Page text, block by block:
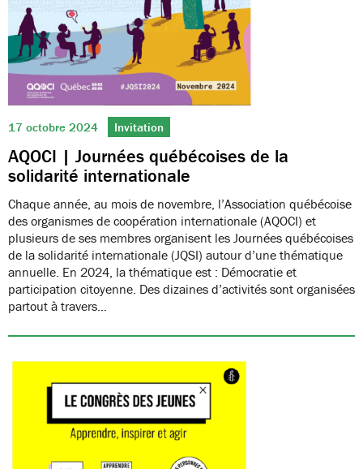
17 octobre 2024 Invitation
AQOCI | Journées québécoises de la
solidarité internationale
Chaque année, au mois de novembre, l’Association québécoise
des organismes de coopération internationale (AQOCI) et
plusieurs de ses membres organisent les Journées québécoises
de la solidarité internationale (JQSI) autour d’une thématique
annuelle. En 2024, la thématique est : Démocratie et
participation citoyenne. Des dizaines d’activités sont organisées
partout à travers…